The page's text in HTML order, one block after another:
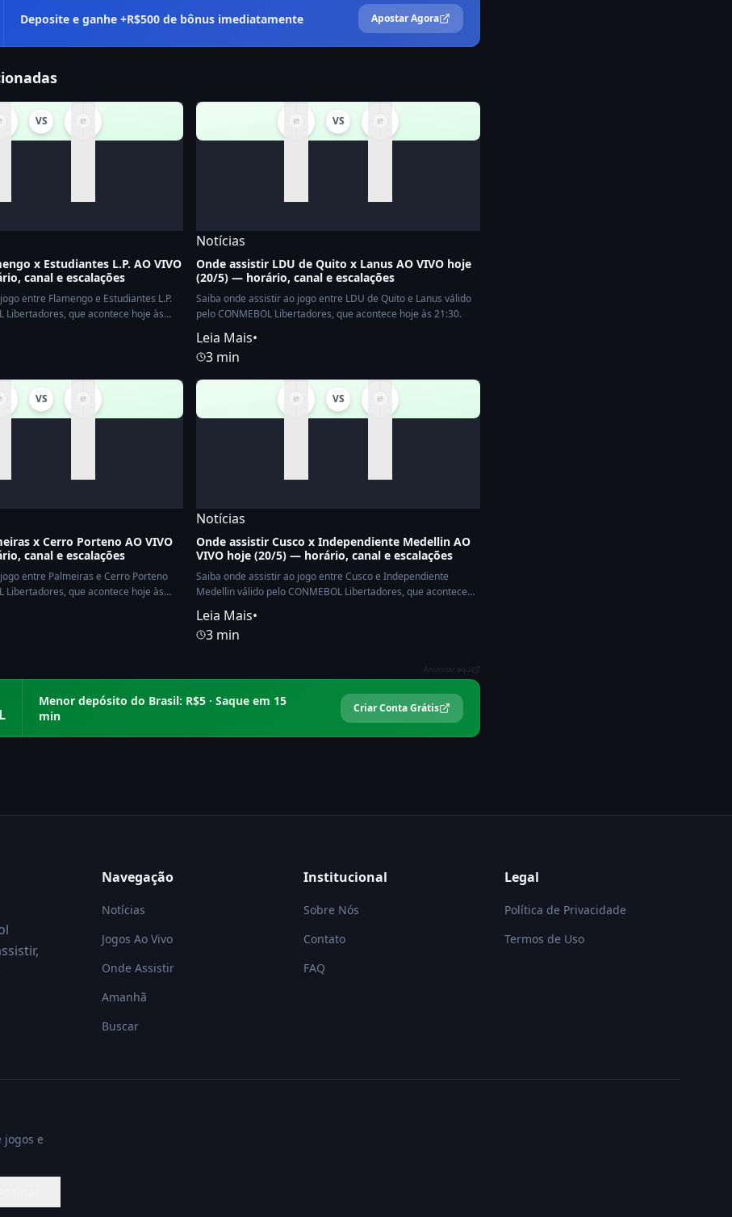
Deposite e ganhe +R$500 de bônus imediatamente Apostar Agora
VS
x Estudiantes L.P. AO VIVO
canal e escalações
entre Flamengo e Estudiantes L.P.
Libertadores, que acontece hoje às
VS
Notícias
Onde assistir LDU de Quito x Lanus AO VIVO hoje
(20/5) — horário, canal e escalações
Saiba onde assistir ao jogo entre LDU de Quito e Lanus válido
pelo CONMEBOL Libertadores, que acontece hoje às 21:30.
Leia Mais•
3 min
VS
x Cerro Porteno AO VIVO
canal e escalações
entre Palmeiras e Cerro Porteno
Libertadores, que acontece hoje às
VS
Notícias
Onde assistir Cusco x Independiente Medellin AO
VIVO hoje (20/5) — horário, canal e escalações
Saiba onde assistir ao jogo entre Cusco e Independiente
Medellin válido pelo CONMEBOL Libertadores, que acontece
Leia Mais•
3 min
Anunciar aqui
Menor depósito do Brasil: R$5 · Saque em 15
min
Criar Conta Grátis
Navegação
Notícias
Jogos Ao Vivo
Onde Assistir
Amanhã
Buscar
Institucional
Sobre Nós
Contato
FAQ
Legal
Política de Privacidade
Termos de Uso
jogos e